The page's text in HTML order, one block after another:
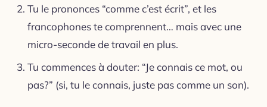
Tu le prononces “comme c’est écrit”, et les
francophones te comprennent… mais avec une
micro-seconde de travail en plus.
Tu commences à douter: “Je connais ce mot, ou
pas?” (si, tu le connais, juste pas comme un son).